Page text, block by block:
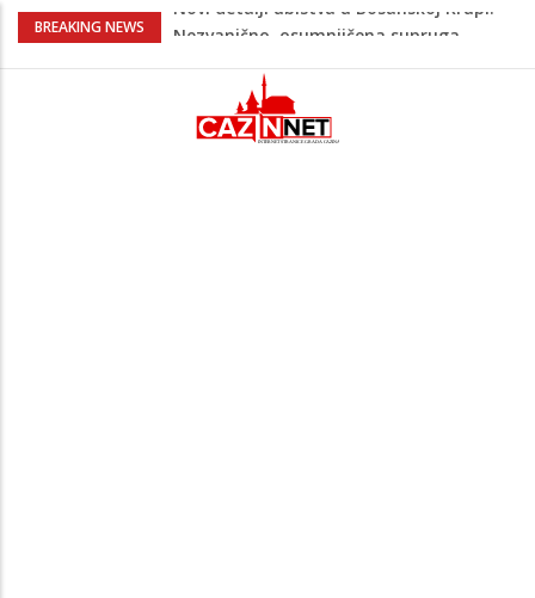
BREAKING NEWS
Na Ahiret preselila Bešić (rođ. Blažević)
Na Ahiret preselio ŠUPUK (Refik) ŠEFIK
Evo koje države su zasad za, a koje
protiv Infantina na izborima: Srbija i